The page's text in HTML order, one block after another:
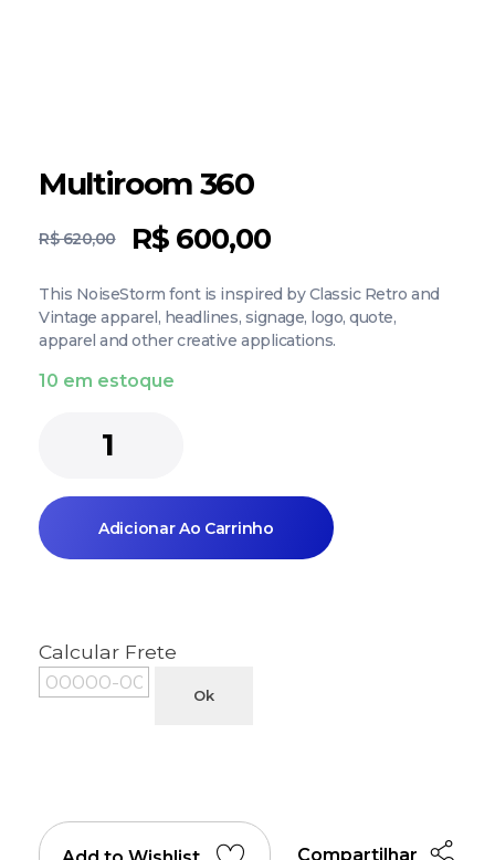
Multiroom 360
R$ 600,00
R$620,00
This NoiseStorm font is inspired by Classic Retro and
Vintage apparel, headlines, signage, logo, quote,
apparel and other creative applications.
10 em estoque
Adicionar Ao Carrinho
Calcular Frete
Ok
Compartilhar